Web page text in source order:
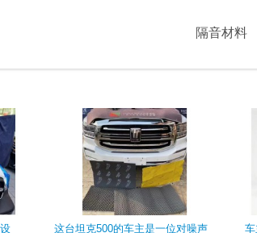
隔音材料
这台坦克500的车主是一位对噪声